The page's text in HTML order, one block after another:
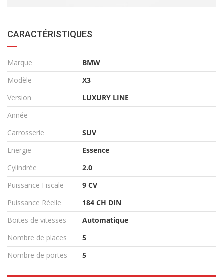
CARACTÉRISTIQUES
Marque
BMW
Modèle
X3
Version
LUXURY LINE
Année
Carrosserie
SUV
Energie
Essence
Cylindrée
2.0
Puissance Fiscale
9 CV
Puissance Réelle
184 CH DIN
Boites de vitesses
Automatique
Nombre de places
5
Nombre de portes
5